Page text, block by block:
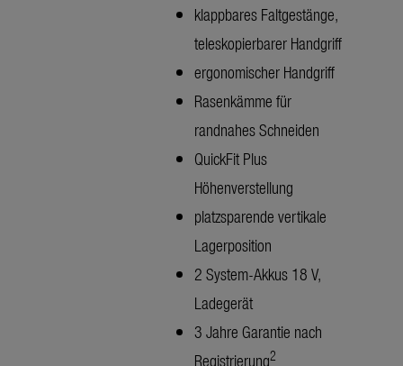
klappbares Faltgestänge,
teleskopierbarer Handgriff
ergonomischer Handgriff
Rasenkämme für
randnahes Schneiden
QuickFit Plus
Höhenverstellung
platzsparende vertikale
Lagerposition
2 System-Akkus 18 V,
Ladegerät
3 Jahre Garantie nach
Registrierung2